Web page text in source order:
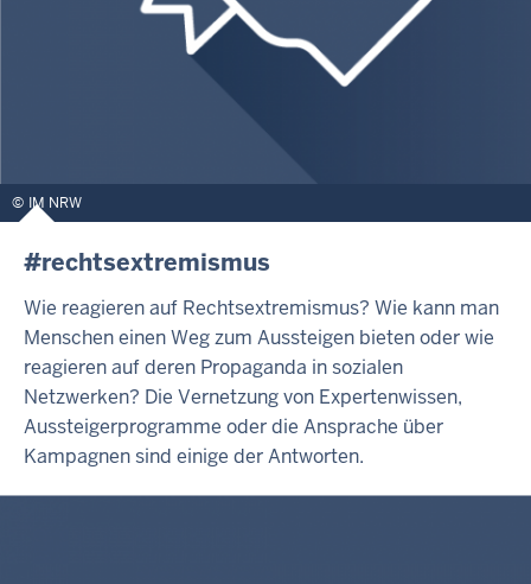
IM NRW
#rechtsextremismus
Wie reagieren auf Rechtsextremismus? Wie kann man
Menschen einen Weg zum Aussteigen bieten oder wie
reagieren auf deren Propaganda in sozialen
Netzwerken? Die Vernetzung von Expertenwissen,
Aussteigerprogramme oder die Ansprache über
Kampagnen sind einige der Antworten.